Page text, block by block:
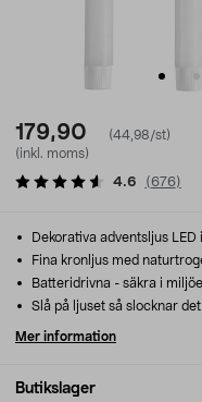
179,90
(44,98/st)
(inkl. moms)
4.6 (676)
Butikslager
Dekorativa adventsljus LED
Fina kronljus med
Batteridrivna - säkra i
Slå på ljuset så slocknar
Mer information